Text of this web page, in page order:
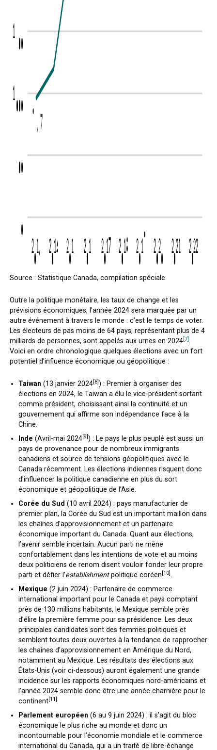
Source : Statistique Canada, compilation spéciale.
Outre la politique monétaire, les taux de change et les
prévisions économiques, l’année 2024 sera marquée par un
autre événement à travers le monde : c’est le temps de voter.
Les électeurs de pas moins de 64 pays, représentant plus de 4
milliards de personnes, sont appelés aux urnes en 2024[7]
Voici en ordre chronologique quelques élections avec un fort
potentiel d’influence économique ou géopolitique :
Taiwan (13 janvier 2024[8]) : Premier à organiser des
élections en 2024, le Taiwan a élu le vice-président sortant
comme président, choisissant ainsi la continuité et un
gouvernement qui affirme son indépendance face à la
Chine.
Inde (Avril-mai 2024[9]) : Le pays le plus peuplé est aussi un
pays de provenance pour de nombreux immigrants
canadiens et source de tensions géopolitiques avec le
Canada récemment. Les élections indiennes risquent donc
d’influencer la politique canadienne en plus du sort
économique et géopolitique de l’Asie.
Corée du Sud (10 avril 2024) : pays manufacturier de
premier plan, la Corée du Sud est un important maillon dans
les chaînes d’approvisionnement et un partenaire
économique important du Canada. Quant aux élections,
l’avenir semble incertain. Aucun parti ne mène
confortablement dans les intentions de vote et au moins
deux politiciens de renom disent vouloir fonder leur propre
parti et défier l’establishmentpolitique coréen [10]
Mexique (2 juin 2024) : Partenaire de commerce
international important pour le Canada et pays comptant
près de 130 millions habitants, le Mexique semble près
d’élire la première femme pour sa présidence. Les deux
principales candidates sont des femmes politiques et
semblent toutes deux ouvertes à la tendance de rapprocher
les chaînes d’approvisionnement en Amérique du Nord,
notamment au Mexique. Les résultats des élections aux
États-Unis (voir ci-dessous) auront également une grande
incidence sur les rapports économiques nord-américains et
l’année 2024 semble donc être une année charnière pour le
continent[11]
Parlement européen (6 au 9 juin 2024) : il s’agit du bloc
économique le plus riche au monde et donc un
incontournable pour l’économie mondiale et le commerce
international du Canada, qui a un traité de libre-échange